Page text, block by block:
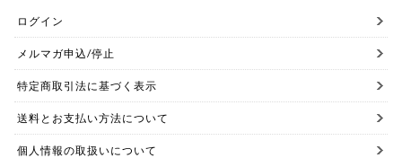
ログイン
メルマガ申込/停止
特定商取引法に基づく表示
送料とお支払い方法について
個人情報の取扱いについて